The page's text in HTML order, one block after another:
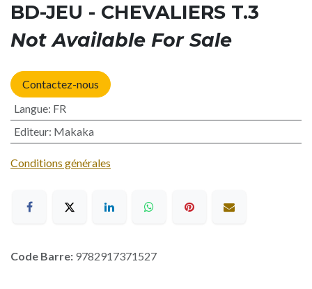
BD-JEU - CHEVALIERS T.3
Not Available For Sale
Contactez-nous
Langue: FR
Editeur: Makaka
Conditions générales
Code Barre: 9782917371527